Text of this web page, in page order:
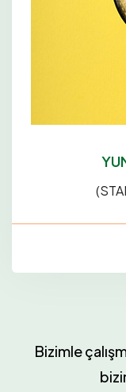
Bizimle